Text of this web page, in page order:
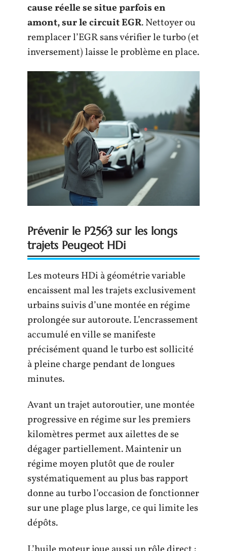
cause réelle se situe parfois en
amont, sur le circuit EGR. Nettoyer ou
remplacer l’EGR sans vérifier le turbo (et
inversement) laisse le problème en place.
Prévenir le P2563 sur les longs
trajets Peugeot HDi
Les moteurs HDi à géométrie variable
encaissent mal les trajets exclusivement
urbains suivis d’une montée en régime
prolongée sur autoroute. L’encrassement
accumulé en ville se manifeste
précisément quand le turbo est sollicité
à pleine charge pendant de longues
minutes.
Avant un trajet autoroutier, une montée
progressive en régime sur les premiers
kilomètres permet aux ailettes de se
dégager partiellement. Maintenir un
régime moyen plutôt que de rouler
systématiquement au plus bas rapport
donne au turbo l’occasion de fonctionner
sur une plage plus large, ce qui limite les
dépôts.